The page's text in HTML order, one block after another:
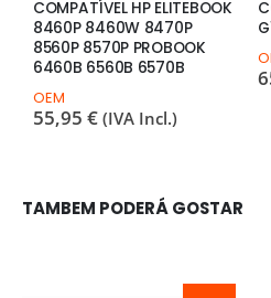
COMPATÍVEL HP ELITEBOOK
8460P 8460W 8470P
8560P 8570P PROBOOK
6460B 6560B 6570B
OEM
55,95 € (IVA Incl.)
TAMBEM PODERÁ GOSTAR